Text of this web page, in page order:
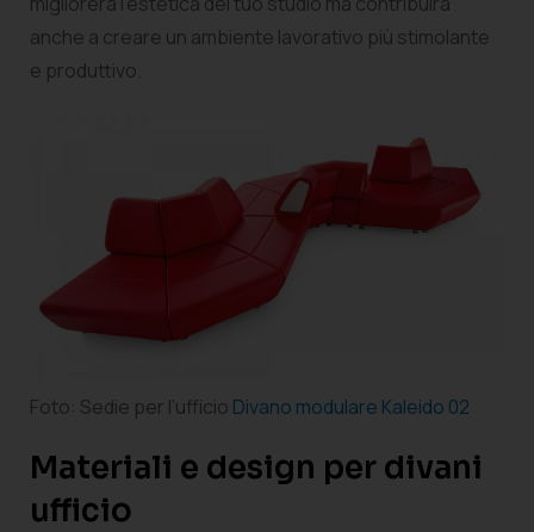
anche a creare un ambiente lavorativo più stimolante
e produttivo.
Foto: Sedie per l’ufficio Divano modulare Kaleido 02
Materiali e design per divani
ufficio